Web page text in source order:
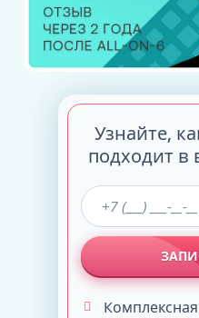
Узнайте,
подходит в